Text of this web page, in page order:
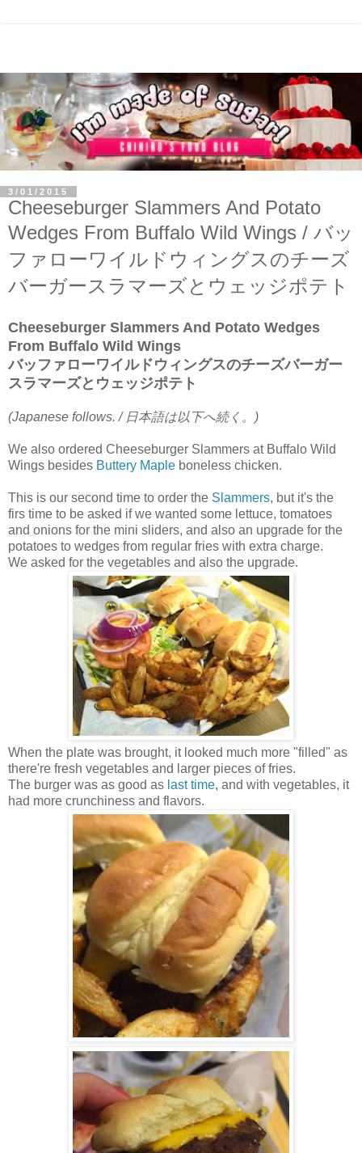
3/01/2015
Cheeseburger Slammers And Potato
Wedges From Buffalo Wild Wings / バッ
ファローワイルドウィングスのチーズ
バーガースラマーズとウェッジポテト
Cheeseburger Slammers And Potato Wedges
From Buffalo Wild Wings
バッファローワイルドウィングスのチーズバーガー
スラマーズとウェッジポテト
(Japanese follows. / 日本語は以下へ続く。)
We also ordered Cheeseburger Slammers at Buffalo Wild
Wings besides Buttery Maple boneless chicken.
This is our second time to order the Slammers, but it's the
firs time to be asked if we wanted some lettuce, tomatoes
and onions for the mini sliders, and also an upgrade for the
potatoes to wedges from regular fries with extra charge.
We asked for the vegetables and also the upgrade.
When the plate was brought, it looked much more "filled" as
there're fresh vegetables and larger pieces of fries.
The burger was as good as last time, and with vegetables, it
had more crunchiness and flavors.